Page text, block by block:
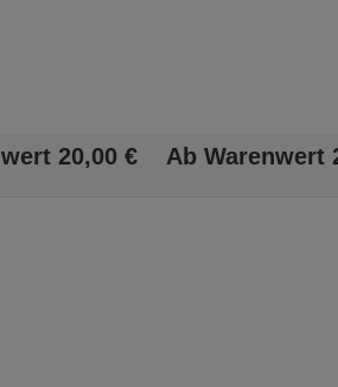
20,00 € Ab Warenwert